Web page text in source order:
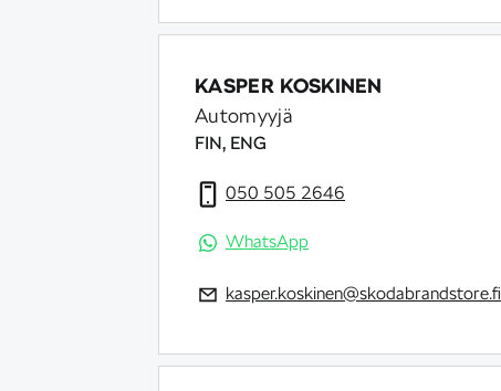
KASPER KOSKINEN
Automyyjä
FIN, ENG
050 505 2646
WhatsApp
kasper.koskinen@skodabrandstore.fi